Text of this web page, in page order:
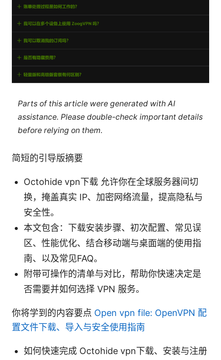
Parts of this article were generated with AI
assistance. Please double-check important details
before relying on them.
简短的引导版摘要
Octohide vpn下载 允许你在全球服务器间切
换，掩盖真实 IP、加密网络流量，提高隐私与
安全性。
本文包含：下载安装步骤、初次配置、常见误
区、性能优化、结合移动端与桌面端的使用指
南、以及常见FAQ。
附带可操作的清单与对比，帮助你快速决定是
否需要并如何选择 VPN 服务。
你将学到的内容要点 Open vpn file: OpenVPN 配
置文件下载、导入与安全使用指南
如何快速完成 Octohide vpn下载、安装与注册